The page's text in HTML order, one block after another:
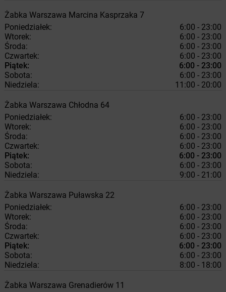
Żabka Warszawa Marcina Kasprzaka 7
Poniedziałek:
6:00 - 23:00
Wtorek:
6:00 - 23:00
Środa:
6:00 - 23:00
Czwartek:
6:00 - 23:00
Piątek:
6:00 - 23:00
Sobota:
6:00 - 23:00
Niedziela:
11:00 - 20:00
Żabka Warszawa Chłodna 64
Poniedziałek:
6:00 - 23:00
Wtorek:
6:00 - 23:00
Środa:
6:00 - 23:00
Czwartek:
6:00 - 23:00
Piątek:
6:00 - 23:00
Sobota:
6:00 - 23:00
Niedziela:
9:00 - 21:00
Żabka Warszawa Puławska 22
Poniedziałek:
6:00 - 23:00
Wtorek:
6:00 - 23:00
Środa:
6:00 - 23:00
Czwartek:
6:00 - 23:00
Piątek:
6:00 - 23:00
Sobota:
6:00 - 23:00
Niedziela:
8:00 - 18:00
Żabka Warszawa Grenadierów 11